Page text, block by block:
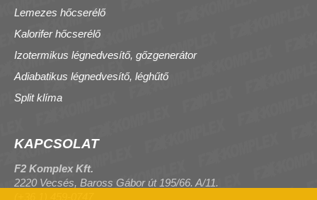
Lemezes hőcserélő
Kalorifer hőcserélő
Izotermikus légnedvesítő, gőzgenerátor
Adiabatikus légnedvesítő, léghűtő
Split klíma
KAPCSOLAT
F2 Komplex Kft.
2220 Vecsés, Baross Gábor út 195/66. A/11.